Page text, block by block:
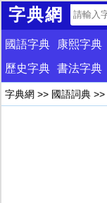
字典網
國語字典 康熙字典
歷史字典 書法字典
字典網 >> 國語詞典 >>